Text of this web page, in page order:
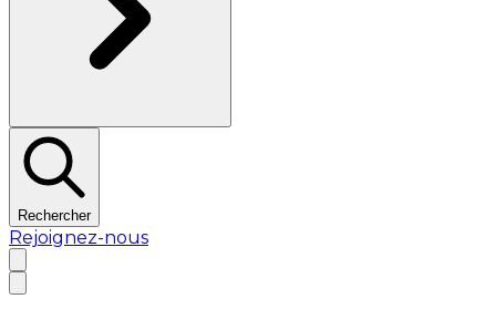
Rechercher
Rejoignez-nous